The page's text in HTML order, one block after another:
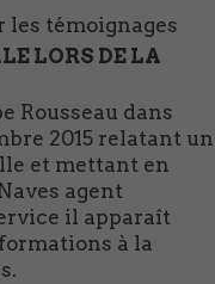
les témoignages
LORS DE LA
Rousseau dans
2015 relatant un
et mettant en
agent
il apparaît
à la